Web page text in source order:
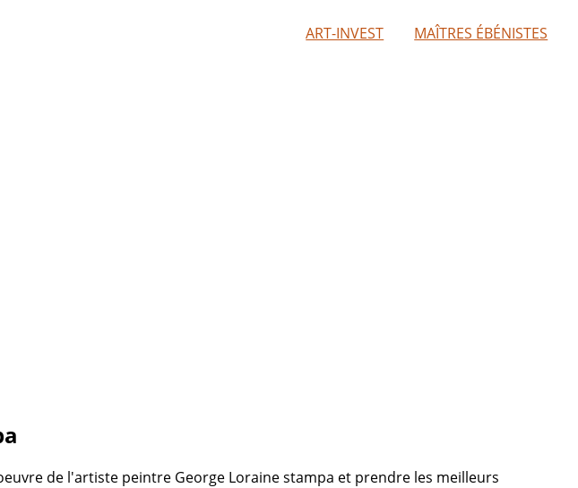
ART-INVEST MAÎTRES ÉBÉNISTES
de l'artiste peintre George Loraine stampa et prendre les meilleurs